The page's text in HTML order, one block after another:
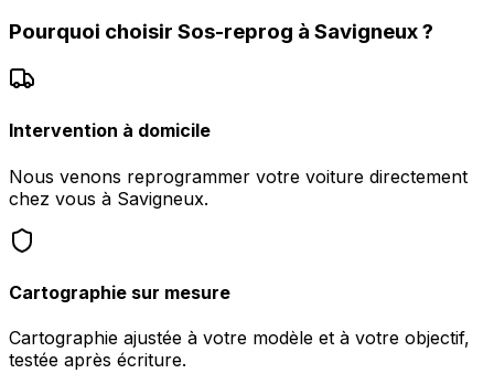
Pourquoi choisir Sos-reprog à Savigneux?
Intervention à domicile
Nous venons reprogrammer votre voiture directement
chez vous à Savigneux.
Cartographie sur mesure
Cartographie ajustée à votre modèle et à votre objectif,
testée après écriture.